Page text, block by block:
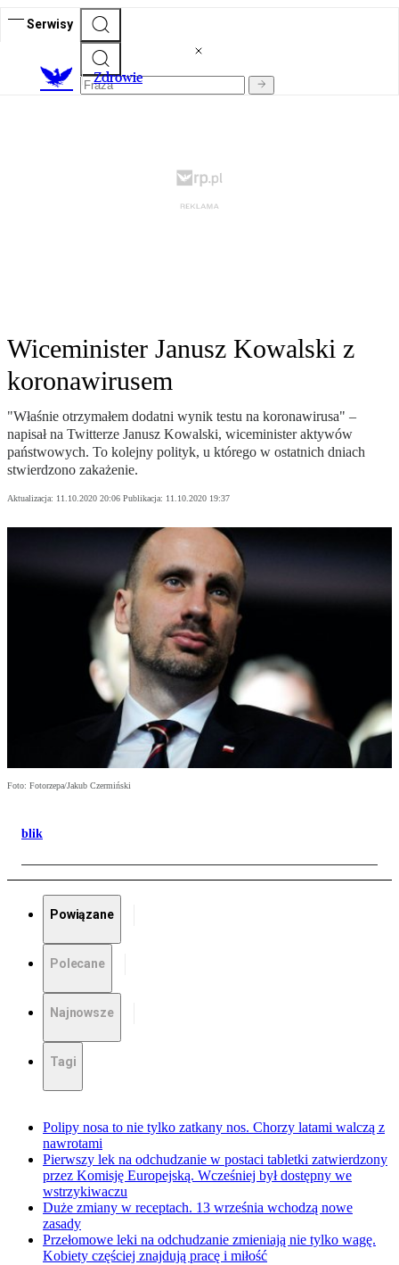
Serwisy
Zdrowie
Wiceminister Janusz Kowalski z
koronawirusem
"Właśnie otrzymałem dodatni wynik testu na koronawirusa" –
napisał na Twitterze Janusz Kowalski, wiceminister aktywów
państwowych. To kolejny polityk, u którego w ostatnich dniach
stwierdzono zakażenie.
Aktualizacja: 11.10.2020 20:06 Publikacja: 11.10.2020 19:37
Foto: Fotorzepa/Jakub Czermiński
blik
Powiązane
Polecane
Najnowsze
Tagi
Polipy nosa to nie tylko zatkany nos. Chorzy latami walczą z
nawrotami
Pierwszy lek na odchudzanie w postaci tabletki zatwierdzony
przez Komisję Europejską. Wcześniej był dostępny we
wstrzykiwaczu
Duże zmiany w receptach. 13 września wchodzą nowe
zasady
Przełomowe leki na odchudzanie zmieniają nie tylko wagę.
Kobiety częściej znajdują pracę i miłość